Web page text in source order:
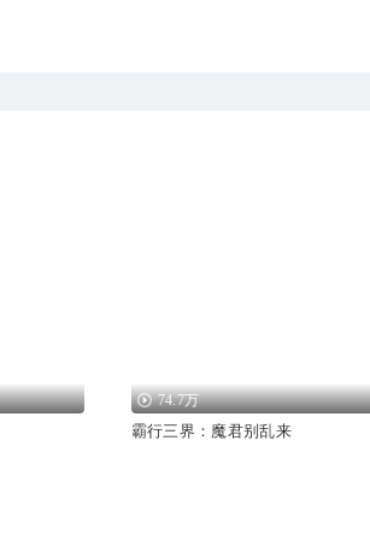
74.7万
霸行三界：魔君别乱来